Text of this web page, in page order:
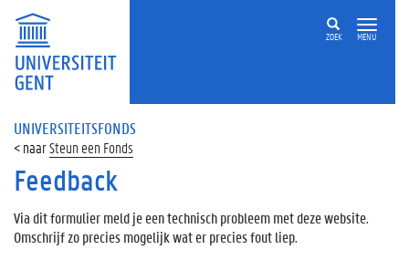
ZOEK MENU
UNIVERSITEITSFONDS
Steun een Fonds
Feedback
Via dit formulier meld je een technisch probleem met deze website.
Omschrijf zo precies mogelijk wat er precies fout liep.